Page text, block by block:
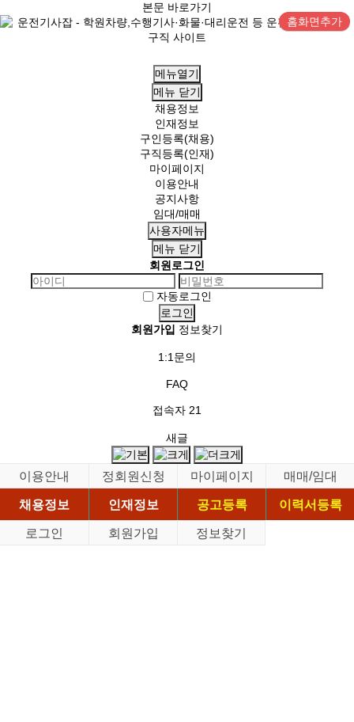
본문 바로가기
홈화면추가
메뉴열기
메뉴 닫기
채용정보
인재정보
구인등록(채용)
구직등록(인재)
마이페이지
이용안내
공지사항
임대/매매
사용자메뉴
메뉴 닫기
회원로그인
자동로그인
회원가입 정보찾기
1:1문의
FAQ
접속자 21
새글
이용안내 정회원신청 마이페이지
매매/임대
채용정보
인재정보 공고등록
이력서등록
로그인
회원가입 정보찾기